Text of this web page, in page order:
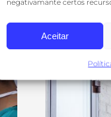
negativamante certos
Aceitar